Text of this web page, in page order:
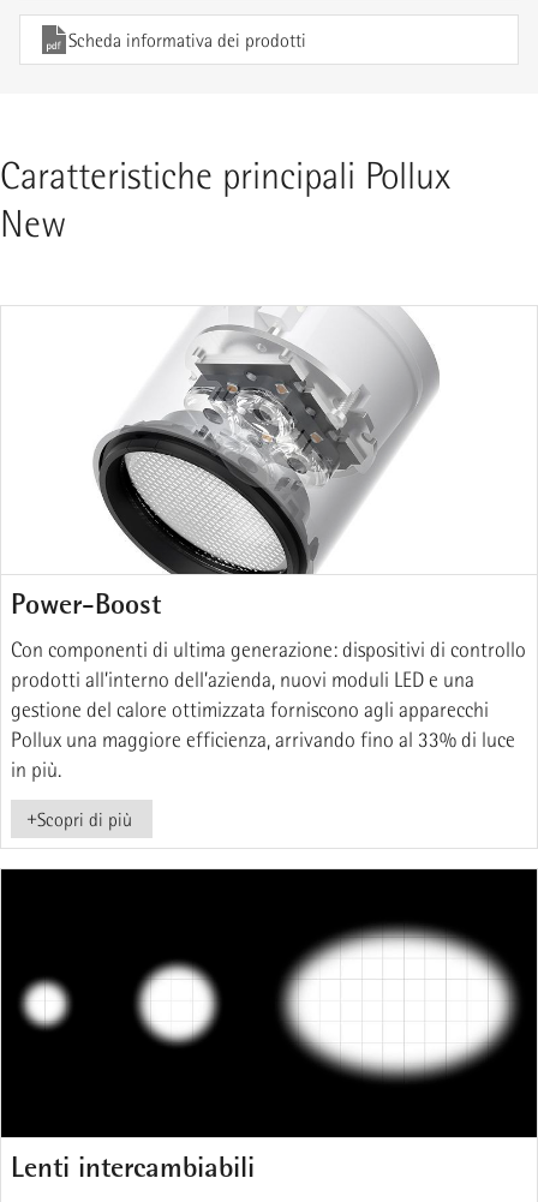
Scheda informativa dei prodotti
Caratteristiche principali Pollux
New
Power-Boost
Con componenti di ultima generazione: dispositivi di controllo
prodotti all’interno dell’azienda, nuovi moduli LED e una
gestione del calore ottimizzata forniscono agli apparecchi
Pollux una maggiore efficienza, arrivando fino al 33% di luce
in più.
+Scopri di più
Lenti intercambiabili